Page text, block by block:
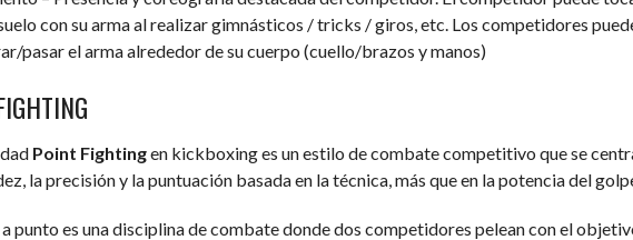
con su arma al realizar gimnásticos / tricks / giros, etc. Los competidores
pasar el arma alrededor de su cuerpo (cuello/brazos y manos)
Point Fightingen kickboxing es un estilo de combate competitivo que se
la precisión y la puntuación basada en la técnica, más que en la potencia del
punto es una disciplina de combate donde dos competidores pelean con el